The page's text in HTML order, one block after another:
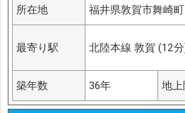
所在地 福井県敦賀市舞崎
最寄り駅 北陸本線 敦賀 (12
築年数 36年 地